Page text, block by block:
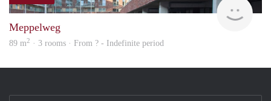
Meppelweg
89 m2 · 3 rooms · From ? - Indefinite period